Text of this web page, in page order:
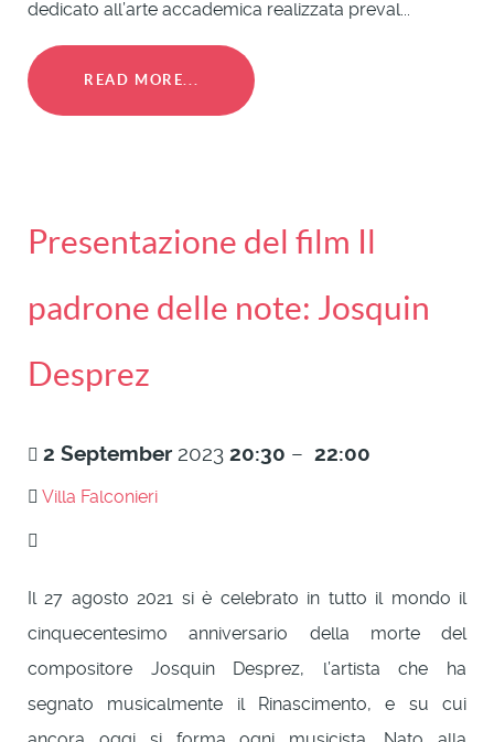
dedicato all’arte accademica realizzata preval...
READ MORE...
Presentazione del film Il
padrone delle note: Josquin
Desprez
2 September 2023 20:30 – 22:00
Villa Falconieri
Il 27 agosto 2021 si è celebrato in tutto il mondo il
cinquecentesimo anniversario della morte del
compositore Josquin Desprez, l’artista che ha
segnato musicalmente il Rinascimento, e su cui